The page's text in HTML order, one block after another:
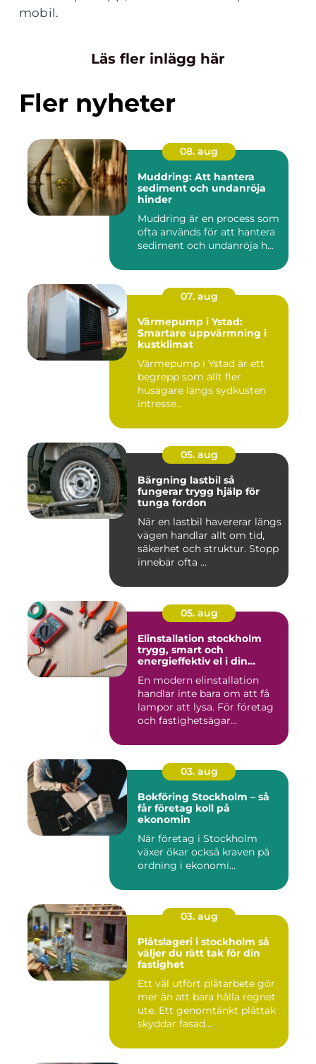
mobil.
Läs fler inlägg här
Fler nyheter
08. aug
Muddring: Att hantera
sediment och undanröja
hinder
Muddring är en process som
ofta används för att hantera
sediment och undanröja h...
07. aug
Värmepump i Ystad:
Smartare uppvärmning i
kustklimat
Värmepump i Ystad är ett
begrepp som allt fler
husägare längs sydkusten
intresse...
05. aug
Bärgning lastbil så
fungerar trygg hjälp för
tunga fordon
När en lastbil havererar längs
vägen handlar allt om tid,
säkerhet och struktur. Stopp
innebär ofta ...
05. aug
Elinstallation stockholm
trygg, smart och
energieffektiv el i din
En modern elinstallation
handlar inte bara om att få
lampor att lysa. För företag
och fastighetsägar...
03. aug
Bokföring Stockholm – så
får företag koll på
ekonomin
När företag i Stockholm
växer ökar också kraven på
ordning i ekonomi...
03. aug
Plåtslageri i stockholm så
väljer du rätt tak för din
fastighet
Ett väl utfört plåtarbete gör
mer än att bara hålla regnet
ute. Ett genomtänkt plåttak
skyddar fasad...